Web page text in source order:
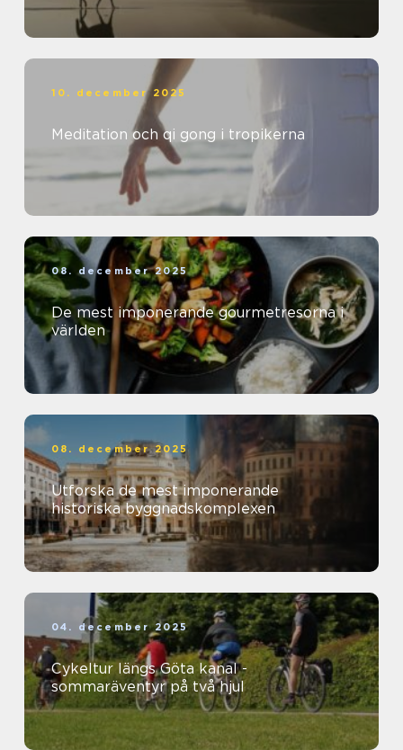
10. december 2025
Meditation och qi gong i tropikerna
08. december 2025
De mest imponerande gourmetresorna i
världen
08. december 2025
Utforska de mest imponerande
historiska byggnadskomplexen
04. december 2025
Cykeltur längs Göta kanal -
sommaräventyr på två hjul